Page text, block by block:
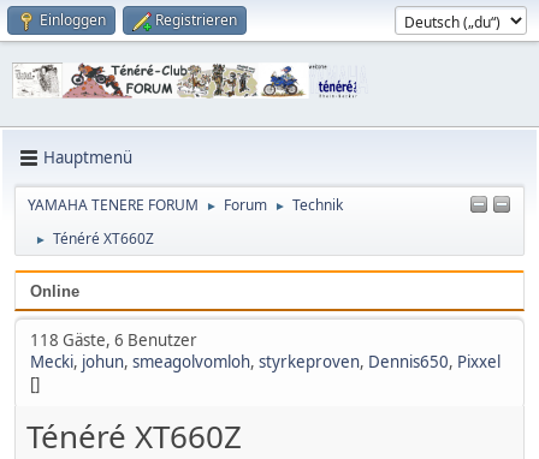
Einloggen Registrieren
Hauptmenü
YAMAHA TENERE FORUM ► Forum ► Technik
► Ténéré XT660Z
Online
118 Gäste, 6 Benutzer
Mecki, johun, smeagolvomloh, styrkeproven, Dennis650, Pixxel
[]
Ténéré XT660Z